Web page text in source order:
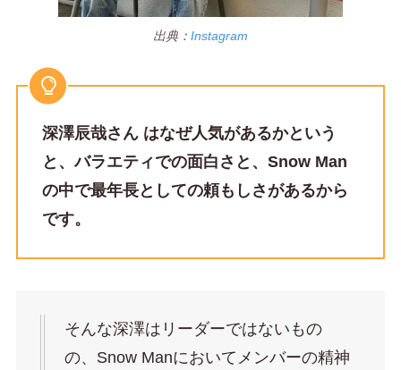
出典： Instagram
深澤辰哉さん はなぜ人気があるかという
と、バラエティでの面白さと、Snow Man
の中で最年長としての頼もしさがあるから
です。
そんな深澤はリーダーではないもの
の、Snow Manにおいてメンバーの精神